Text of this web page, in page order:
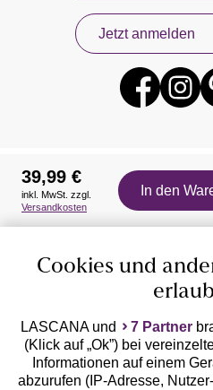
Jetzt anmelden
Auszeichnungen
Geprüfte Sicherheit
39,99 €
inkl. MwSt. zzgl.
Versandkosten
In den
Cookies und
LASCANA und 7 Partner
(Klick auf „Ok”) bei
Informationen auf einem
abzurufen (IP-Adresse,